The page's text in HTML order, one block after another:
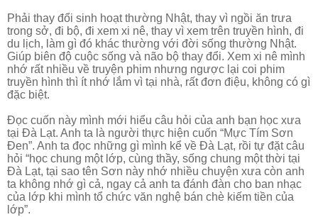
Phải thay đổi sinh hoạt thường Nhật, thay vì ngồi ăn trưa
trong sở, đi bộ, đi xem xi nê, thay vì xem trên truyền hình, đi
du lịch, làm gì đó khác thường với đời sống thường Nhật.
Giúp biên độ cuộc sống và não bộ thay đổi. Xem xi nê mình
nhớ rất nhiều về truyện phim nhưng ngược lại coi phim
truyền hình thì ít nhớ lắm vì tại nhà, rất đơn điệu, không có gì
đặc biệt.
Đọc cuốn này mình mới hiểu câu hỏi của anh bạn học xưa
tại Đà Lạt. Anh ta là người thực hiện cuốn “Mực Tím Sơn
Đen”. Anh ta đọc những gì mình kể về Đà Lạt, rồi tự đặt câu
hỏi “học chung một lớp, cùng thầy, sống chung một thời tại
Đà Lạt, tại sao tên Sơn này nhớ nhiều chuyện xưa còn anh
ta không nhớ gì cả, ngay cả anh ta đánh đàn cho ban nhạc
của lớp khi mình tổ chức văn nghệ bán chè kiếm tiền của
lớp”.